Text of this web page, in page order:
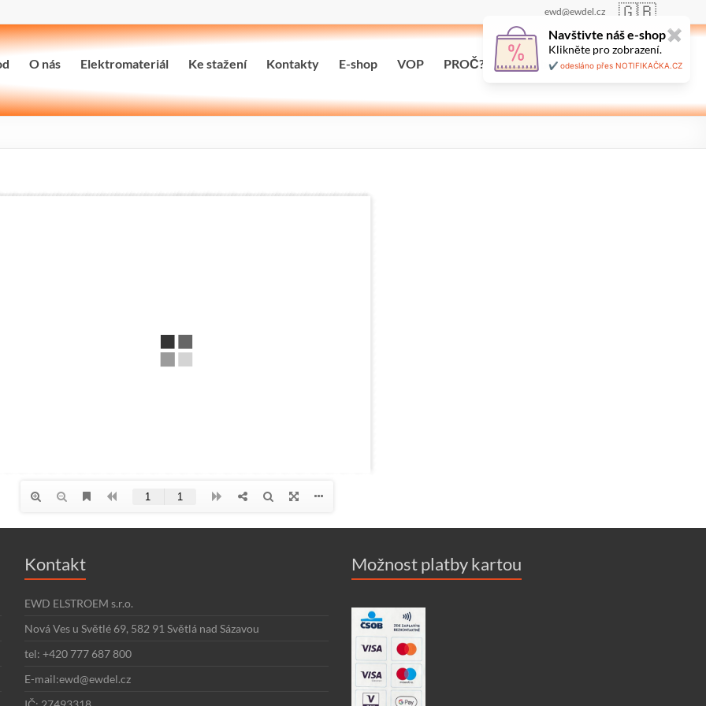
ewd@ewdel.cz 🇬🇧
O nás Elektromateriál Ke stažení Kontakty E-shop VOP PROČ? Maloobchodní prodej
Kontakt
EWD ELSTROEM s.r.o.
Nová Ves u Světlé 69, 582 91 Světlá nad Sázavou
tel: +420 777 687 800
E-mail:ewd@ewdel.cz
Možnost platby kartou
Navštivte náš e-shop✖
Klikněte pro zobrazení.
✔️ odesláno přes NOTIFIKAČKA.CZ